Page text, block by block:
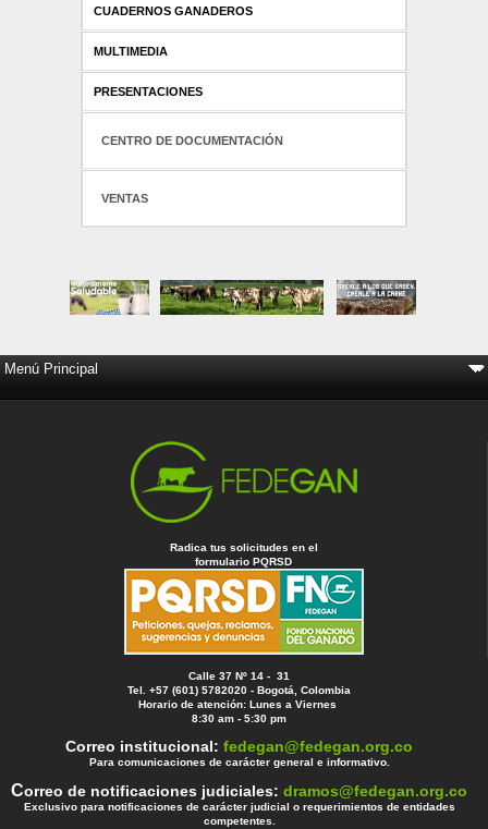
CUADERNOS GANADEROS
MULTIMEDIA
PRESENTACIONES
CENTRO DE DOCUMENTACIÓN
VENTAS
Radica tus solicitudes en el
formulario PQRSD
Calle 37 Nº 14 - 31
Tel. +57 (601) 5782020 - Bogotá, Colombia
Horario de atención: Lunes a Viernes
8:30 am - 5:30 pm
Correo institucional:fedegan@fedegan.org.co
Para comunicaciones de carácter general e informativo.
Correo de notificaciones judiciales:dramos@fedegan.org.co
Exclusivo para notificaciones de carácter judicial o requerimientos de entidades
competentes.